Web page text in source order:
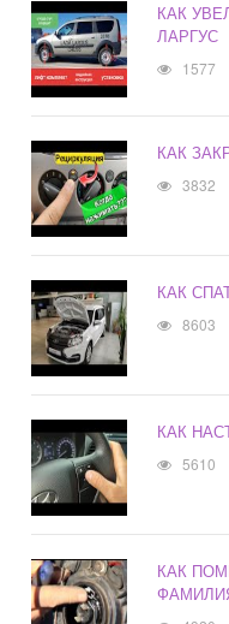
КАК
ЛАРГУС
1577
КАК
3832
КАК
8603
КАК
5610
КАК